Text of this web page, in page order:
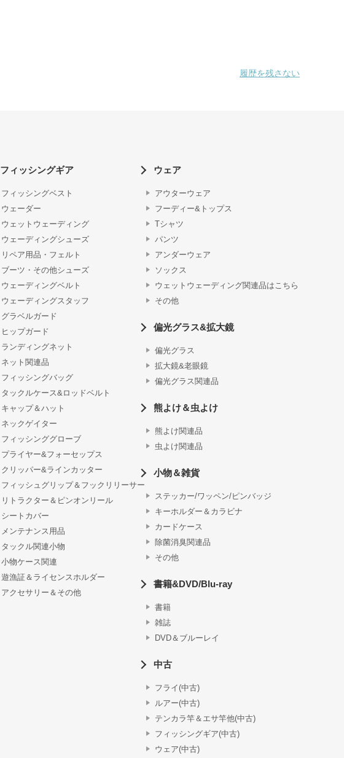
履歴を残さない
フィッシングギア
フィッシングベスト
ウェーダー
ウェットウェーディング
ウェーディングシューズ
リペア用品・フェルト
ブーツ・その他シューズ
ウェーディングベルト
ウェーディングスタッフ
グラベルガード
ヒップガード
ランディングネット
ネット関連品
フィッシングバッグ
タックルケース&ロッドベルト
キャップ＆ハット
ネックゲイター
フィッシンググローブ
プライヤー&フォーセップス
クリッパー&ラインカッター
フィッシュグリップ＆フックリリーサー
リトラクター＆ピンオンリール
シートカバー
メンテナンス用品
タックル関連小物
小物ケース関連
遊漁証＆ライセンスホルダー
アクセサリー＆その他
ウェア
アウターウェア
フーディー&トップス
Tシャツ
パンツ
アンダーウェア
ソックス
ウェットウェーディング関連品はこちら
その他
偏光グラス&拡大鏡
偏光グラス
拡大鏡&老眼鏡
偏光グラス関連品
熊よけ＆虫よけ
熊よけ関連品
虫よけ関連品
小物＆雑貨
ステッカー/ワッペン/ピンバッジ
キーホルダー＆カラビナ
カードケース
除菌消臭関連品
その他
書籍&DVD/Blu-ray
書籍
雑誌
DVD＆ブルーレイ
中古
フライ(中古)
ルアー(中古)
テンカラ竿＆エサ竿他(中古)
フィッシングギア(中古)
ウェア(中古)